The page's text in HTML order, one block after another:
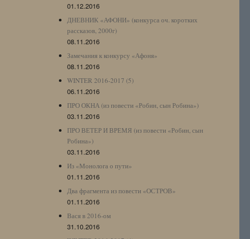
01.12.2016
ДНЕВНИК «АФОНИ» (конкурса оч. коротких
рассказов, 2000г)
08.11.2016
Замечания к конкурсу «Афоня»
08.11.2016
WINTER 2016-2017 (5)
06.11.2016
ПРО ОКНА (из повести «Робин, сын Робина»)
03.11.2016
ПРО ВЕТЕР И ВРЕМЯ (из повести «Робин, сын
Робина»)
03.11.2016
Из «Монолога о пути»
01.11.2016
Два фрагмента из повести «ОСТРОВ»
01.11.2016
Вася в 2016-ом
31.10.2016